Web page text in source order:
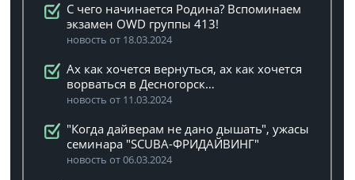
C чего начинается Родина? Вспоминаем
экзамен OWD группы 413!
новость от 18.03.2024
Ах как хочется вернуться, ах как хочется
ворваться в Десногорск…
новость от 11.03.2024
"Когда дайверам не дано дышать", ужасы
семинара "SCUBA-ФРИДАЙВИНГ"
новость от 06.03.2024